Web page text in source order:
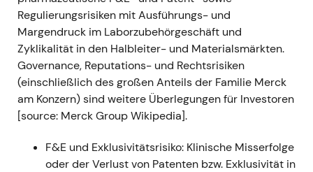
EBITDA pre auf 5,4–5,8 Mrd. € und für den EPS pre
auf 7,50–8,20 €. [3]- Einordnung: Die
Marktstimmung drehte hin zu einer beschleunigten
Wachstumsgeschichte; Investoren kauften die
These, dass alle drei Geschäftsbereiche
überdurchschnittliche Ergebnisse nachhaltig liefern
könnten.[3],[8]- Technisch: Anhaltender
sukzessive eingepreist wurden.[3]
Regulierungsrisiken mit Ausführungs- und
Margendruck im Laborzubehörgeschäft und
Zyklikalität in den Halbleiter- und Materialsmärkten.
Governance, Reputations- und Rechtsrisiken
(einschließlich des großen Anteils der Familie Merck
am Konzern) sind weitere Überlegungen für Investoren
[source: Merck Group Wikipedia].
F&E und Exklusivitätsrisiko: Klinische Misserfolge
oder der Verlust von Patenten bzw. Exklusivität in